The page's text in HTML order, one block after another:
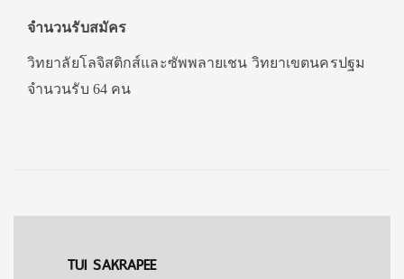
จำนวนรับสมัคร
วิทยาลัยโลจิสติกส์และซัพพลายเชน วิทยาเขตนครปฐม
จำนวนรับ 64 คน
TUI SAKRAPEE